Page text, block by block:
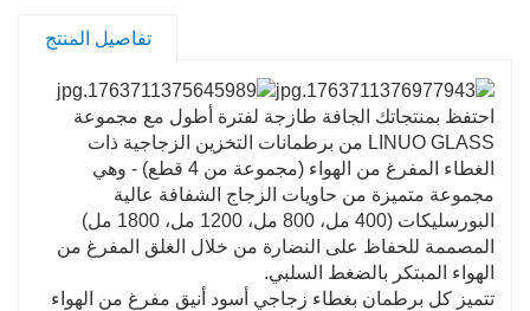
ملاءمة محكمة ومقاومة للانسكاب؛ مصممة للاستخدام على
✅الأحجام المتدرجة (400 مل - 1800 مل)
- أربع سعات
مل) وحتى البضائع الجافة السائبة (1800 مل)، لتلبية جميع
احتياجات مخزنك.
✅قابلة للتكديس وموفرة للمساحة– يسمح التصميم
الأسطواني بالتكديس المنظم في الخزائن أو الثلاجات
تفاصيل المنتج
احتفظ بمنتجاتك الجافة طازجة لفترة أطول مع مجموعة
LINUO GLASS من برطمانات التخزين الزجاجية ذات
الغطاء المفرغ من الهواء (مجموعة من 4 قطع) - وهي
مجموعة متميزة من حاويات الزجاج الشفافة عالية
البورسليكات (400 مل، 800 مل، 1200 مل، 1800 مل)
المصممة للحفاظ على النضارة من خلال الغلق المفرغ من
الهواء المبتكر بالضغط السلبي.
تتميز كل برطمان بغطاء زجاجي أسود أنيق مفرغ من الهواء